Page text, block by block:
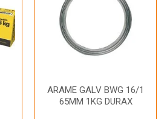
ARAME GALV BWG 16/1
65MM 1KG DURAX